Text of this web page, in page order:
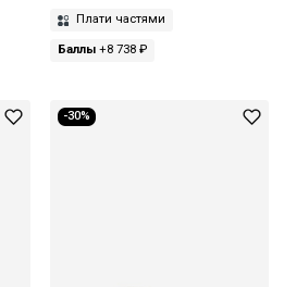
Плати частями
Баллы+8 738 ₽
-30%